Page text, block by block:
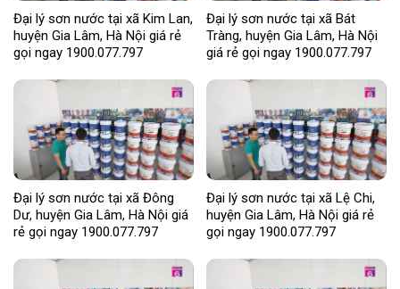
Đại lý sơn nước tại xã Kim Lan,
huyện Gia Lâm, Hà Nội giá rẻ
gọi ngay 1900.077.797
Đại lý sơn nước tại xã Bát
Tràng, huyện Gia Lâm, Hà Nội
giá rẻ gọi ngay 1900.077.797
Đại lý sơn nước tại xã Đông
Dư, huyện Gia Lâm, Hà Nội giá
rẻ gọi ngay 1900.077.797
Đại lý sơn nước tại xã Lệ Chi,
huyện Gia Lâm, Hà Nội giá rẻ
gọi ngay 1900.077.797